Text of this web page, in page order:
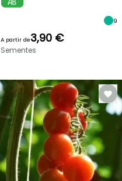
9
A partir de3,90 €
Sementes